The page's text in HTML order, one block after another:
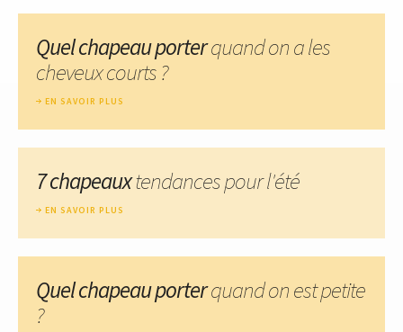
Quel chapeau porterquand on a les
cheveux courts ?
EN SAVOIR PLUS
7 chapeauxtendances pour l'été
EN SAVOIR PLUS
Quel chapeau porterquand on est petite
?